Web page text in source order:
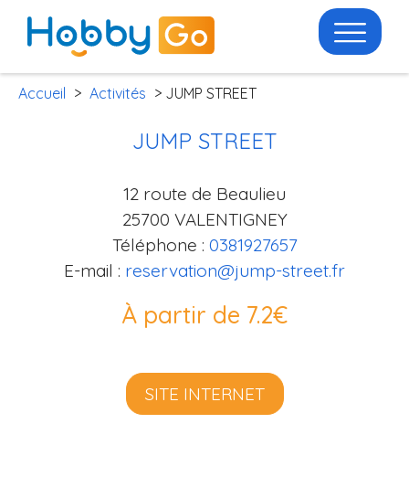
Accueil > Activités > JUMP STREET
JUMP STREET
12 route de Beaulieu
25700 VALENTIGNEY
Téléphone : 0381927657
E-mail : reservation@jump-street.fr
À partir de 7.2€
SITE INTERNET